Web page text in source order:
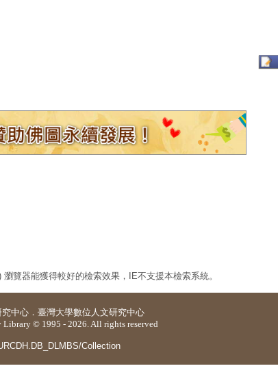
覽器能獲得較好的檢索效果，IE不支援本檢索系統。
究中心 ． 臺灣大學數位人文研究中心
© 1995 - 2026. All rights reserved
Collection